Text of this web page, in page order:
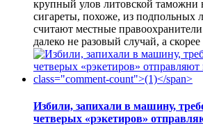
крупный улов литовской таможни
сигареты, похоже, из подпольных
считают местные
далеко не разовый случай, а
Избили, запихали в машину,
четверых «рэкетиров»